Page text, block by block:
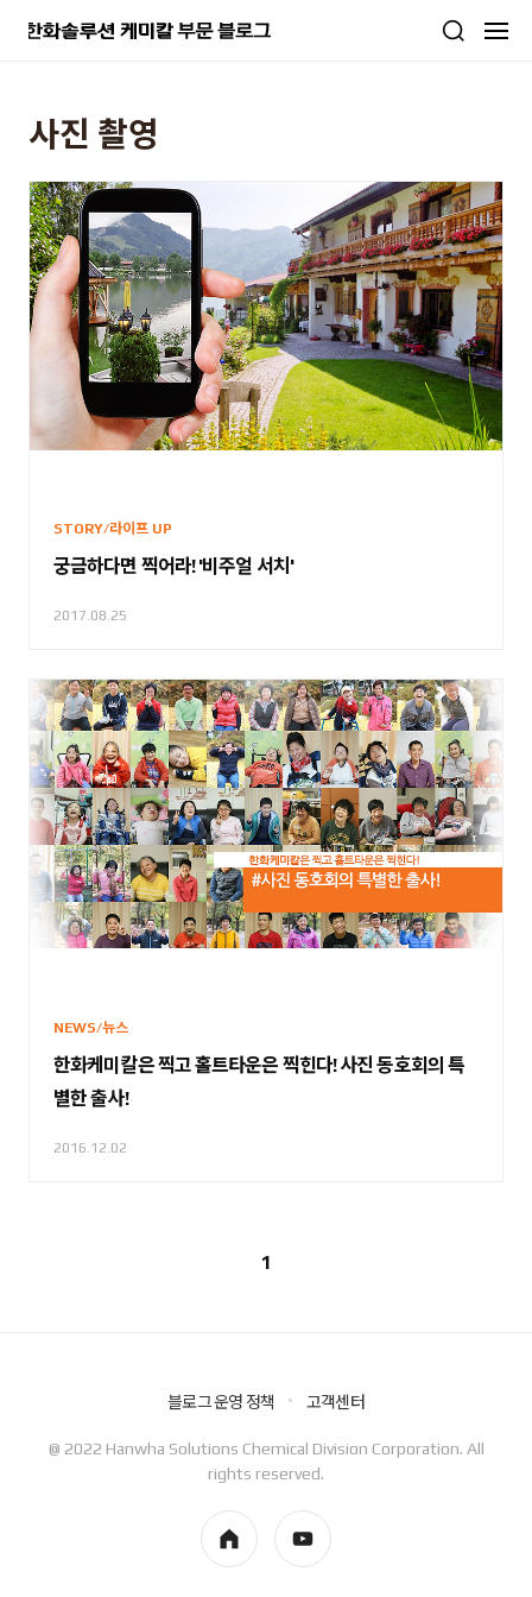
사진 촬영
STORY/라이프 UP
궁금하다면 찍어라! '비주얼 서치'
2017.08.25
NEWS/뉴스
한화케미칼은 찍고 홀트타운은 찍힌다! 사진 동호회의 특
별한 출사!
2016.12.02
1
블로그 운영 정책 고객센터
@ 2022 Hanwha Solutions Chemical Division Corporation. All
rights reserved.